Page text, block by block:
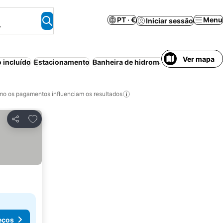
PT · € Iniciar sessão Menu
incluído Estacionamento Banheira de hidromassagem Piscina
Ver mapa
os pagamentos influenciam os resultados
Partilhar
Adicionar aos favoritos